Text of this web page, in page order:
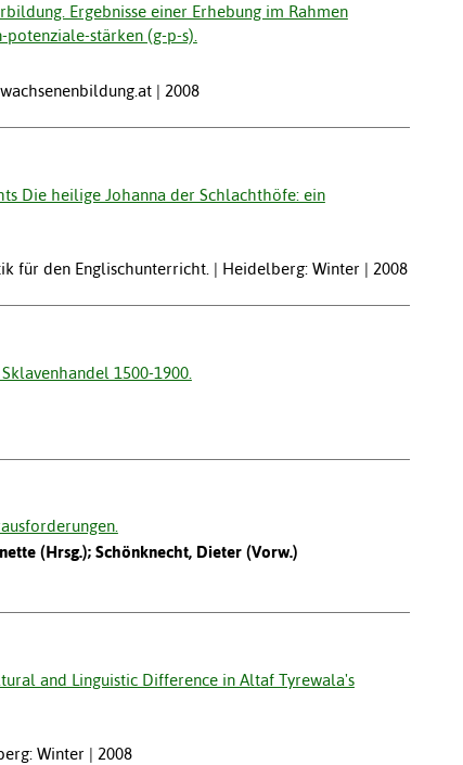
Ergebnisse einer Erhebung im Rahmen
stärken (g-p-s).
| 2008
Die heilige Johanna der Schlachthöfe: ein
für den Englischunterricht. | Heidelberg: Winter | 2008
1500-1900.
(Hrsg.); Schönknecht, Dieter (Vorw.)
and Linguistic Difference in Altaf Tyrewala's
Winter | 2008